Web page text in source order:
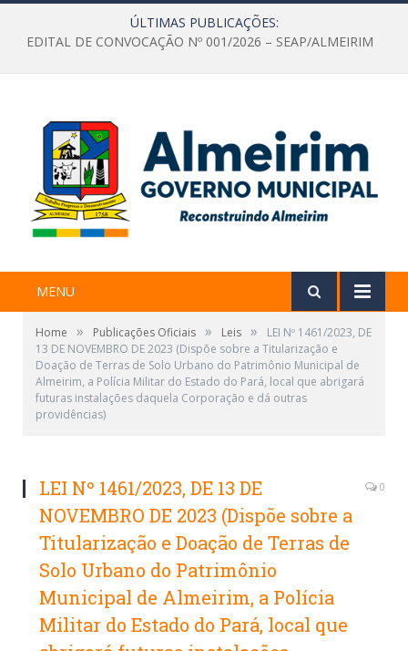
ÚLTIMAS PUBLICAÇÕES:
EDITAL DE CONVOCAÇÃO Nº 001/2026 – SEAP/ALMEIRIM
MENU
Home » Publicações Oficiais » Leis »
LEI Nº 1461/2023, DE
13 DE NOVEMBRO DE 2023 (Dispõe sobre a Titularização e
Doação de Terras de Solo Urbano do Patrimônio Municipal de
Almeirim, a Polícia Militar do Estado do Pará, local que abrigará
futuras instalações daquela Corporação e dá outras
providências)
LEI Nº 1461/2023, DE 13 DE
NOVEMBRO DE 2023 (Dispõe sobre a
Titularização e Doação de Terras de
Solo Urbano do Patrimônio
Municipal de Almeirim, a Polícia
Militar do Estado do Pará, local que
0